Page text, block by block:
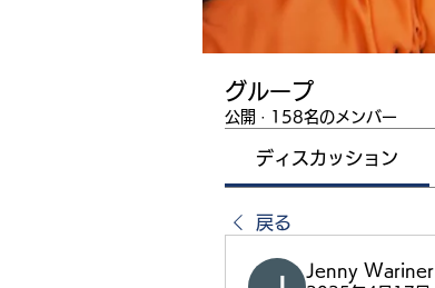
グループ
公開 · 158名のメンバー
ディスカッション
戻る
Jenny Wariner